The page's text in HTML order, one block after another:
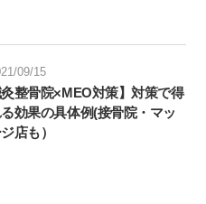
09/15
灸整骨院×MEO対策】対策で得
効果の具体例(接骨院・マッ
店も）